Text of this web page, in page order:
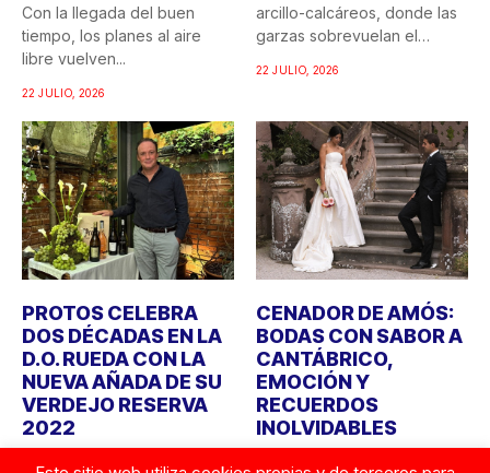
Con la llegada del buen
tiempo, los planes al aire
libre vuelven...
22 JULIO, 2026
arcillo-calcáreos, donde las
garzas sobrevuelan el
22 JULIO, 2026
PROTOS CELEBRA
DOS DÉCADAS EN LA
D.O. RUEDA CON LA
NUEVA AÑADA DE SU
VERDEJO RESERVA
2022
CENADOR DE AMÓS:
BODAS CON SABOR A
CANTÁBRICO,
EMOCIÓN Y
RECUERDOS
INOLVIDABLES